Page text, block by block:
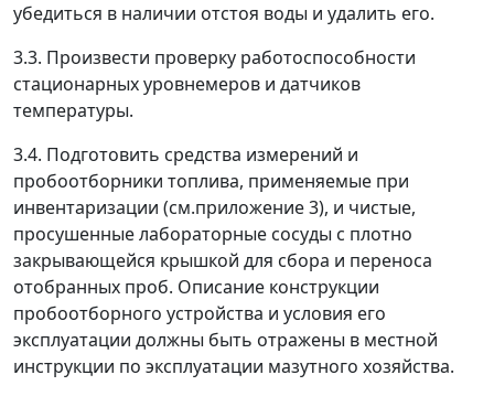
убедиться в наличии отстоя воды и удалить его.
3.3. Произвести проверку работоспособности
стационарных уровнемеров и датчиков
температуры.
3.4. Подготовить средства измерений и
пробоотборники топлива, применяемые при
инвентаризации (см.приложение 3), и чистые,
просушенные лабораторные сосуды с плотно
закрывающейся крышкой для сбора и переноса
отобранных проб. Описание конструкции
пробоотборного устройства и условия его
эксплуатации должны быть отражены в местной
инструкции по эксплуатации мазутного хозяйства.